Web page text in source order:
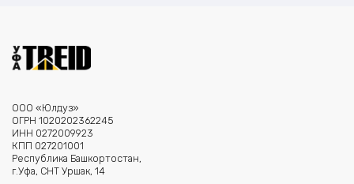
ООО «Юлдуз»
ОГРН 1020202362245
ИНН 0272009923
КПП 027201001
Республика Башкортостан,
г.Уфа, СНТ Уршак, 14